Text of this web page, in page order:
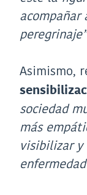
acompañar
peregrinaje”
Asimismo,
sociedad
más
visibilizar y